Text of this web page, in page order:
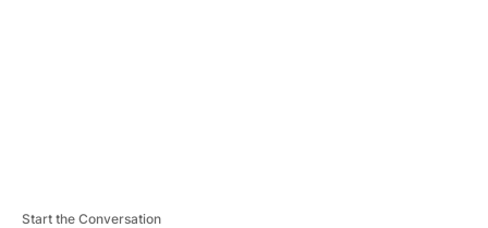
Start the Conversation